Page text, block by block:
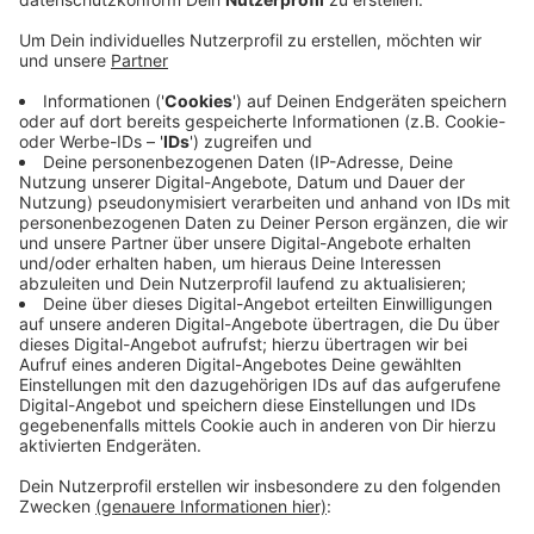
Anzeige
Die Kripo schließt nun einen technischen Defekt als
Ursache für das Feuer mit großer Wahrscheinlichkeit
aus. Sie ermittelt deshalb wegen Brandstiftung - und
wegen Einbruchs. Eine Passantin hatte das Feuer in
der Nacht zwischen Donnerstag und Freitag
(07./08.04.) bemerkt und ein offen stehendes Fenster
beobachtet. Laut der Ermittler wurde das Fenster
aufgehebelt. Bei dem Brand im evangelischen
Pfarrhaus in Anrath ist ein Schaden in etwa
sechsstelliger Höhe entstanden.
Anzeige